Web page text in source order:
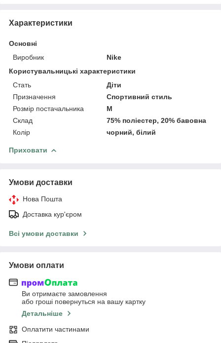
Характеристики
Основні
Виробник
Nike
Користувальницькі характеристики
Стать
Діти
Призначення
Спортивний стиль
Розмір постачальника
M
Склад
75% поліестер, 20% бавовна
Колір
чорний, білий
Приховати
Умови доставки
Нова Пошта
Доставка кур'єром
Всі умови доставки
Умови оплати
Ви отримаєте замовлення
або гроші повернуться на вашу картку
Детальніше
Оплатити частинами